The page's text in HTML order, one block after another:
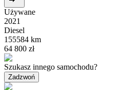
Używane
2021
Diesel
155584 km
64 800 zł
Szukasz innego samochodu?
Zadzwoń